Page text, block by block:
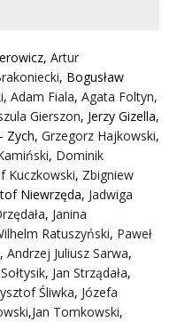
, Artur
, Bogusław
, Adam Fiala, Agata Foltyn,
Gierszon, Jerzy Gizella,
Zych, Grzegorz Hajkowski,
, Dominik
Kuczkowski, Zbigniew
Niewrzęda, Jadwiga
, Janina
Ratuszyński, Paweł
, Andrzej Juliusz Sarwa,
, Jan Strządała,
Śliwka, Józefa
,Jan Tomkowski,